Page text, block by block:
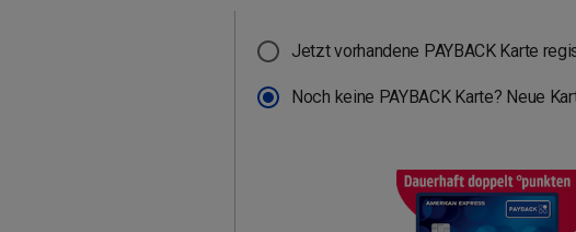
Jetzt vorhandene PAYBACK Karte
Noch keine PAYBACK Karte? Neue